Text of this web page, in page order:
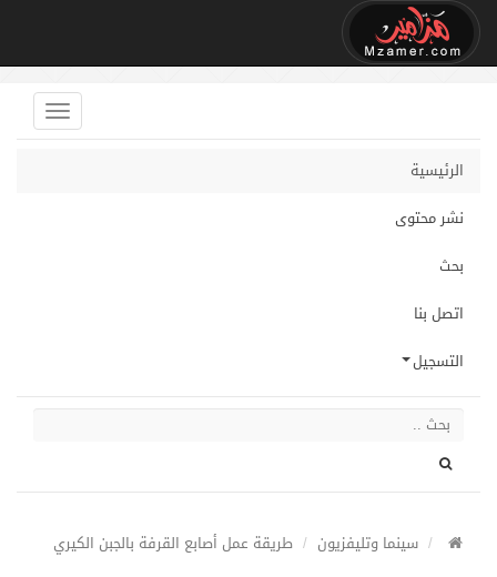
الرئيسية
نشر محتوى
بحث
اتصل بنا
التسجيل
سينما وتليفزيون طريقة عمل أصابع القرفة بالجبن الكيري